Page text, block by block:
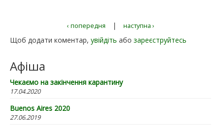
‹ попередня | наступна ›
Щоб додати коментар, увійдіть або зареєструйтесь
Афіша
Чекаємо на закінчення карантину
17.04.2020
Buenos Aires 2020
27.06.2019